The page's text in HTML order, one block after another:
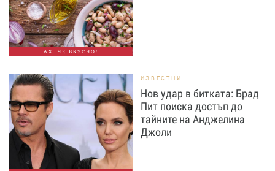
АХ, ЧЕ ВКУСНО!
ИЗВЕСТНИ
Нов удар в битката: Брад
Пит поиска достъп до
тайните на Анджелина
Джоли